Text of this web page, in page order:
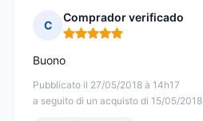
C
Comprador verificado
Nota: 5 su 5
Pubblicato il 27/05/2018 à 14h17
a seguito di un acquisto di 15/05/2018
Buono